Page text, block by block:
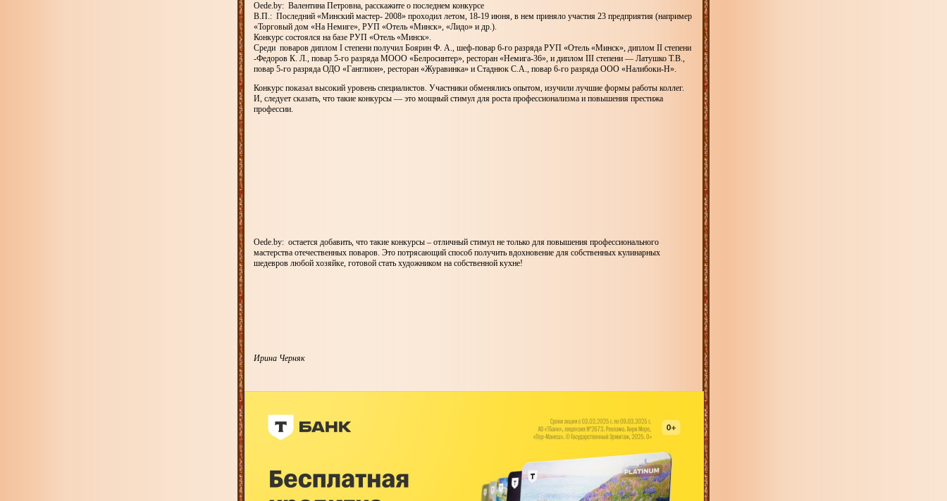
Oede.by: Валентина Петровна, расскажите о последнем конкурсе
В.П.: Последний «Минский мастер- 2008» проходил летом, 18-19 июня, в нем приняло участия 23 предприятия (например
«Торговый дом «На Немиге», РУП «Отель «Минск», «Лидо» и др.).
Конкурс состоялся на базе РУП «Отель «Минск».
Среди поваров диплом I степени получил Боярин Ф. А., шеф-повар 6-го разряда РУП «Отель «Минск», диплом II степени
-Федоров К. Л., повар 5-го разряда МООО «Белросинтер», ресторан «Немига-36», и диплом III степени — Латушко Т.В.,
повар 5-го разряда ОДО «Ганглион», ресторан «Журавинка» и Стаднюк С.А., повар 6-го разряда ООО «Налибоки-Н».
Конкурс показал высокий уровень специалистов. Участники обменялись опытом, изучили лучшие формы работы коллег.
И, следует сказать, что такие конкурсы — это мощный стимул для роста профессионализма и повышения престижа
профессии.
Oede.by: остается добавить, что такие конкурсы – отличный стимул не только для повышения профессионального
мастерства отечественных поваров. Это потрясающий способ получить вдохновение для собственных кулинарных
шедевров любой хозяйке, готовой стать художником на собственной кухне!
Ирина Черняк